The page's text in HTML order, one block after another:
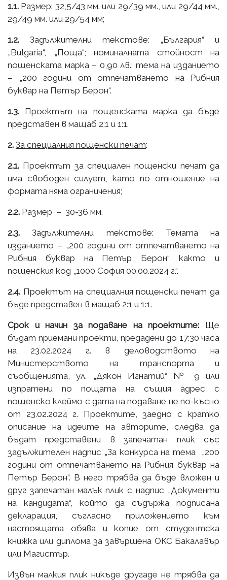
1.1. Размер: 32,5/43 мм. или 29/39 мм., или 29/44 мм.,
29/49 мм. или 29/54 мм;
1.2. Задължителни текстове: „България“ и
„Bulgaria“, „Поща“; номиналната стойност на
пощенската марка – 0,90 лв.; тема на изданието
– „200 години от отпечатването на Рибния
буквар на Петър Берон“.
1.3. Проектът на пощенската марка да бъде
представен в мащаб 2:1 и 1:1.
2. За специалния пощенски печат:
2.1. Проектът за специален пощенски печат да
има свободен силует, като по отношение на
формата няма ограничения;
2.2. Размер – 30-36 мм.
2.3. Задължителни текстове: Темата на
изданието – „200 години от отпечатването на
Рибния буквар на Петър Берон“ както и
пощенския код „1000 София 00.00.2024 г.“.
2.4. Проектът на специалния пощенски печат да
бъде представен в мащаб 2:1 и 1:1.
Срок и начин за подаване на проектите: Ще
бъдат приемани проекти, предадени до 17:30 часа
на 23.02.2024 г. в деловодството на
Министерството на транспорта и
съобщенията, ул. „Дякон Игнатий“ № 9 или
изпратени по пощата на същия адрес с
пощенско клеймо с дата на подаване не по-късно
от 23.02.2024 г. Проектите, заедно с кратко
описание на идеите на авторите, следва да
бъдат представени в запечатан плик със
задължителен надпис „За конкурса на тема „200
години от отпечатването на Рибния буквар на
Петър Берон“. В него трябва да бъде вложен и
друг запечатан малък плик с надпис „Документи
на кандидата“, който да съдържа подписана
декларация, съгласно приложението към
настоящата обява и копие от студентска
книжка или дипломa за завършена ОКС Бакалавър
или Магистър.
Извън малкия плик никъде другаде не трябва да